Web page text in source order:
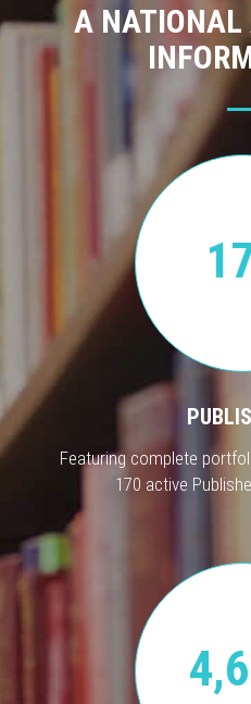
A NATIONAL
Featuring complete
170 active